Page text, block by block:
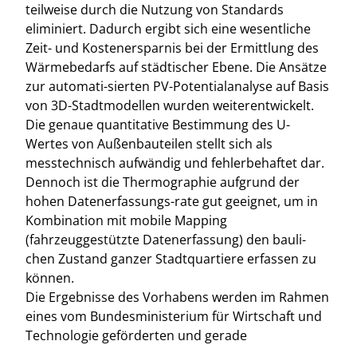
teilweise durch die Nutzung von Standards
eliminiert. Dadurch ergibt sich eine wesentliche
Zeit- und Kostenersparnis bei der Ermittlung des
Wärmebedarfs auf städtischer Ebene. Die Ansätze
zur automati-sierten PV-Potentialanalyse auf Basis
von 3D-Stadtmodellen wurden weiterentwickelt.
Die genaue quantitative Bestimmung des U-
Wertes von Außenbauteilen stellt sich als
messtechnisch aufwändig und fehlerbehaftet dar.
Dennoch ist die Thermographie aufgrund der
hohen Datenerfassungs-rate gut geeignet, um in
Kombination mit mobile Mapping
(fahrzeuggestützte Datenerfassung) den bauli-
chen Zustand ganzer Stadtquartiere erfassen zu
können.
Die Ergebnisse des Vorhabens werden im Rahmen
eines vom Bundesministerium für Wirtschaft und
Technologie geförderten und gerade